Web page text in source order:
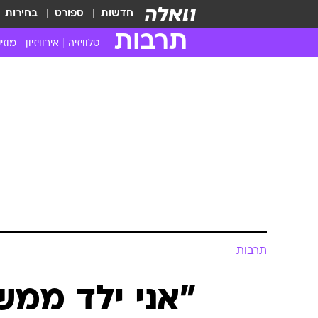
חדשות ספורט בחירות
תרבות טלוויזיה אירוויזיון
תרבות
"אני ילד